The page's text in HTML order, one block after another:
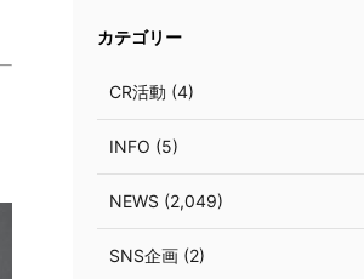
カテゴリー
CR活動 (4)
INFO (5)
NEWS (2,049)
SNS企画 (2)